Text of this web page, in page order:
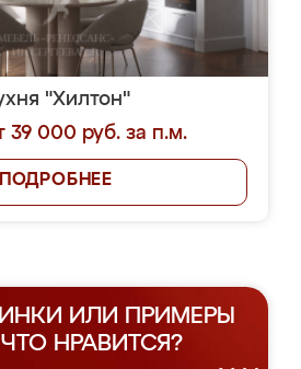
"Хилтон"
39 000 руб. за п.м.
ПОДРОБНЕЕ
ИЛИ ПРИМЕРЫ
ЧТО НРАВИТСЯ?